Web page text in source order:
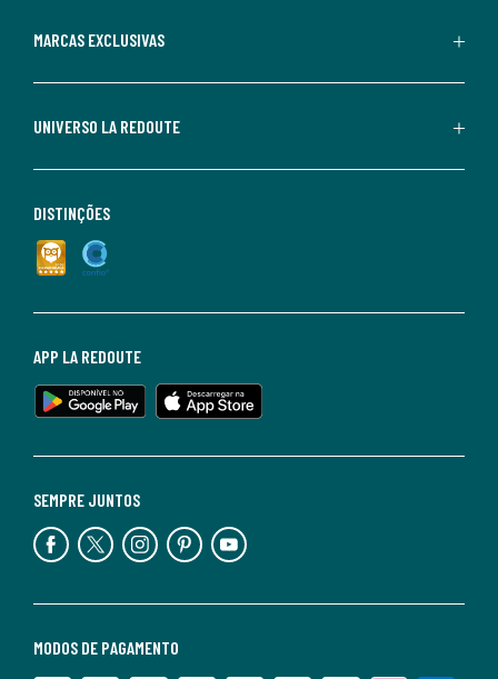
MARCAS EXCLUSIVAS
UNIVERSO LA REDOUTE
MODOS DE PAGAMENTO
SEMPRE JUNTOS
APP LA REDOUTE
DISTINÇÕES